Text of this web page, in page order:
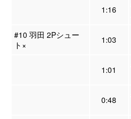
1:16
#10 羽田 2Pシュー
ト×
1:03
1:01
0:48